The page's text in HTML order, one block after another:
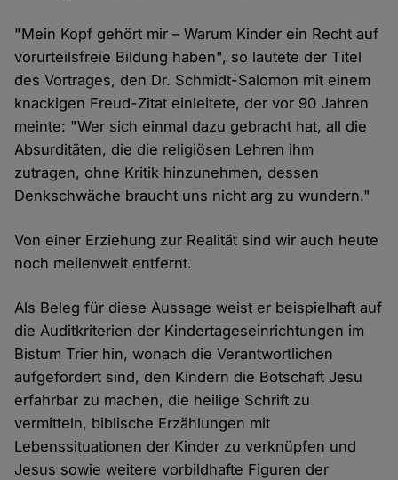
"Mein Kopf gehört mir – Warum Kinder ein Recht auf
vorurteilsfreie Bildung haben", so lautete der Titel
des Vortrages, den Dr. Schmidt-Salomon mit einem
knackigen Freud-Zitat einleitete, der vor 90 Jahren
meinte: "Wer sich einmal dazu gebracht hat, all die
Absurditäten, die die religiösen Lehren ihm
zutragen, ohne Kritik hinzunehmen, dessen
Denkschwäche braucht uns nicht arg zu wundern."
Von einer Erziehung zur Realität sind wir auch heute
noch meilenweit entfernt.
Als Beleg für diese Aussage weist er beispielhaft auf
die Auditkriterien der Kindertageseinrichtungen im
Bistum Trier hin, wonach die Verantwortlichen
aufgefordert sind, den Kindern die Botschaft Jesu
erfahrbar zu machen, die heilige Schrift zu
vermitteln, biblische Erzählungen mit
Lebenssituationen der Kinder zu verknüpfen und
Jesus sowie weitere vorbildhafte Figuren der